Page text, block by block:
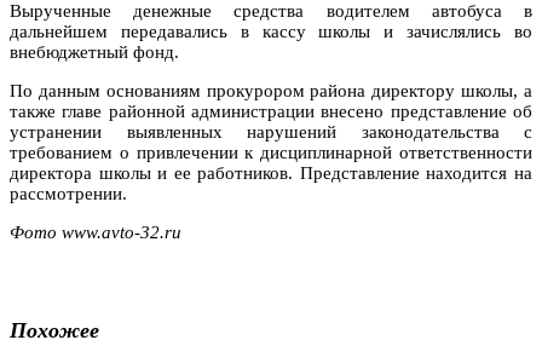
Вырученные денежные средства водителем автобуса в
дальнейшем передавались в кассу школы и зачислялись во
внебюджетный фонд.
По данным основаниям прокурором района директору школы, а
также главе районной администрации внесено представление об
устранении выявленных нарушений законодательства с
требованием о привлечении к дисциплинарной ответственности
директора школы и ее работников. Представление находится на
рассмотрении.
Фото www.avto-32.ru
Похожее